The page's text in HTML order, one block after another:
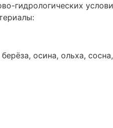
гидрологических
осина, ольха,